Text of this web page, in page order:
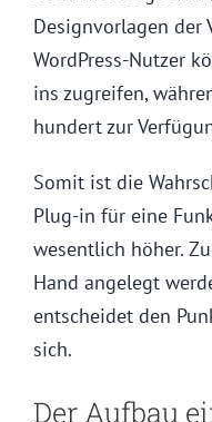
Designvorlagen der
WordPress-Nutzer
ins zugreifen,
hundert zur
Somit ist die
Plug-in für eine
wesentlich höher.
Hand angelegt
entscheidet den
sich.
Der Aufbau